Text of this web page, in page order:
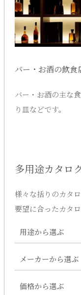
バー・お酒の飲
バー・お酒の主な
り皿などです。
多用途カタロ
様々な括りのカタ
要望に合ったカタ
用途から選ぶ
皿・プレート
コーヒー・お茶
メーカーから選ぶ
伊万里焼窯元
価格から選ぶ